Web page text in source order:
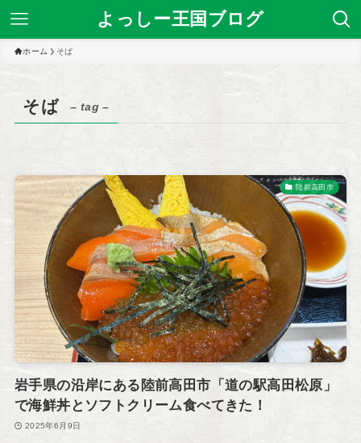
よっしー王国ブログ
ホーム そば
そば – tag –
陸前高田市
岩手県の沿岸にある陸前高田市「道の駅高田松原」
で海鮮丼とソフトクリーム食べてきた！
2025年6月9日